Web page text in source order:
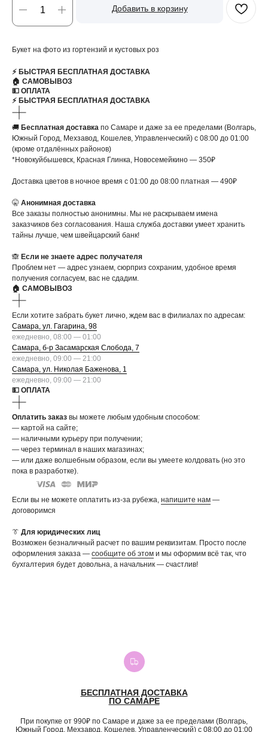
Добавить в корзину
Букет на фото из гортензий и кустовых роз
⚡️ БЫСТРАЯ БЕСПЛАТНАЯ ДОСТАВКА
🏠 САМОВЫВОЗ
💵 ОПЛАТА
⚡️ БЫСТРАЯ БЕСПЛАТНАЯ ДОСТАВКА
🚚 Бесплатная доставка по Самаре и даже за ее пределами (Волгарь,
Южный Город, Мехзавод, Кошелев, Управленческий) с 08:00 до 01:00
(кроме отдалённых районов)
*Новокуйбышевск, Красная Глинка, Новосемейкино — 350₽
Доставка цветов в ночное время с 01:00 до 08:00 платная — 490₽
🤫 Анонимная доставка
Все заказы полностью анонимны. Мы не раскрываем имена
заказчиков без согласования. Наша служба доставки умеет хранить
тайны лучше, чем швейцарский банк!
🙈 Если не знаете адрес получателя
Проблем нет — адрес узнаем, сюрприз сохраним, удобное время
получения согласуем, вас не сдадим.
🏠 САМОВЫВОЗ
Если хотите забрать букет лично, ждем вас в филиалах по адресам:
Самара, ул. Гагарина, 98
ежедневно, 08:00 — 01:00
Самара, б-р Засамарская Слобода, 7
ежедневно, 09:00 — 21:00
Самара, ул. Николая Баженова, 1
ежедневно, 09:00 — 21:00
💵 ОПЛАТА
Оплатить заказ вы можете любым удобным способом:
— картой на сайте;
— наличными курьеру при получении;
— через терминал в наших магазинах;
— или даже волшебным образом, если вы умеете колдовать (но это
пока в разработке).
Если вы не можете оплатить из-за рубежа, напишите нам —
договоримся
👔 Для юридических лиц
Возможен безналичный расчет по вашим реквизитам. Просто после
оформления заказа — сообщите об этом и мы оформим всё так, что
бухгалтерия будет довольна, а начальник — счастлив!
БЕСПЛАТНАЯ ДОСТАВКА
ПО САМАРЕ
При покупке от 990₽ по Самаре и даже за ее пределами (Волгарь,
Южный Город, Мехзавод, Кошелев, Управленческий) с 08:00 до 01:00